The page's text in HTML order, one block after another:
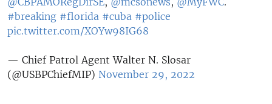
#breaking #florida #cuba #police
pic.twitter.com/XOYw98IG68
— Chief Patrol Agent Walter N. Slosar
(@USBPChiefMIP) November 29, 2022